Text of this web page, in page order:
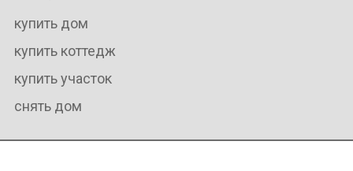
купить дом
купить коттедж
купить участок
снять дом